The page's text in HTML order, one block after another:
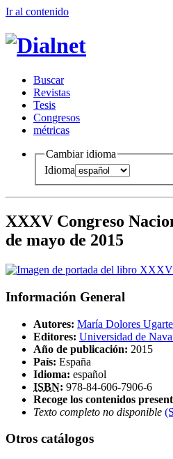
Ir al contenido
Buscar
Revistas
Tesis
Congresos
métricas
Cambiar idioma
Idioma
XXXV Congreso
de mayo de 2015
Información General
Autores: María Dolores
Editores: Universidad de
Año de publicación: 2015
País: España
Idioma: español
ISBN: 978-84-606-7906-6
Recoge los contenidos
Texto completo no disponible
Otros catálogos